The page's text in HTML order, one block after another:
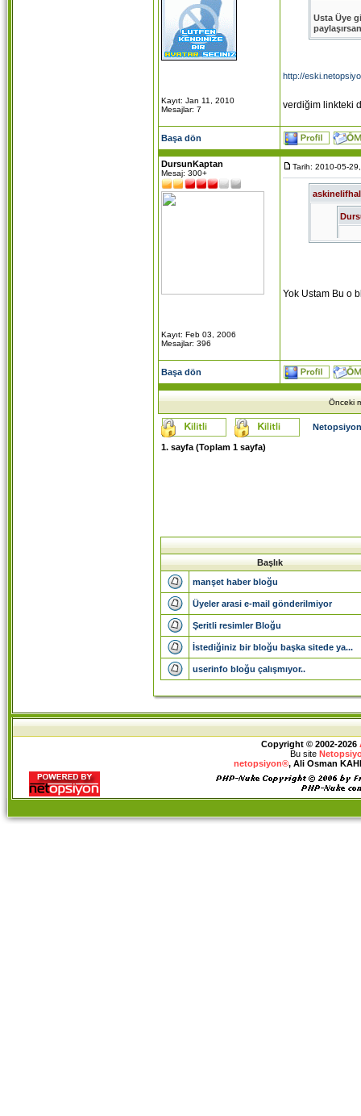
Kayıt: Jan 11, 2010
Mesajlar: 7
Usta Üye
http://
verdiğim linkteki
Başa dön
DursunKaptan
Mesaj: 300+
Kayıt: Feb 03, 2006
Mesajlar: 396
Tarih: 2010-05-
Yok Ustam Bu o
Başa dön
Önceki
1. sayfa (Toplam 1 sayfa)
Başlık
manşet haber bloğu
Üyeler arasi e-mail gönderilmiyor
Şeritli resimler Bloğu
İstediğiniz bir bloğu başka sitede ya...
userinfo bloğu çalışmıyor..
Copyright © 2002-2026
Bu site
netopsiyon®, Ali Osman